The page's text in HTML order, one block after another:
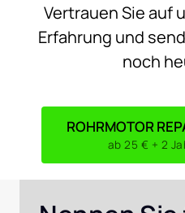
Vertrauen Sie auf
Erfahrung und
noch
ROHRMOTOR
ab 25 € + 2